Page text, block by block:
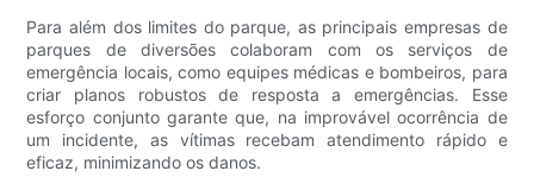
Para além dos limites do parque, as principais empresas de
parques de diversões colaboram com os serviços de
emergência locais, como equipes médicas e bombeiros, para
criar planos robustos de resposta a emergências. Esse
esforço conjunto garante que, na improvável ocorrência de
um incidente, as vítimas recebam atendimento rápido e
eficaz, minimizando os danos.